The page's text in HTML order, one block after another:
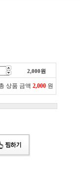
2,000원
상품 금액 2,000 원